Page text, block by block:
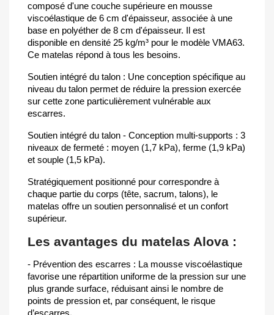
composé d'une couche supérieure en mousse
viscoélastique de 6 cm d'épaisseur, associée à une
base en polyéther de 8 cm d'épaisseur. Il est
disponible en densité 25 kg/m³ pour le modèle VMA63.
Ce matelas répond à tous les besoins.
Soutien intégré du talon : Une conception spécifique au
niveau du talon permet de réduire la pression exercée
sur cette zone particulièrement vulnérable aux
escarres.
Soutien intégré du talon - Conception multi-supports : 3
niveaux de fermeté : moyen (1,7 kPa), ferme (1,9 kPa)
et souple (1,5 kPa).
Stratégiquement positionné pour correspondre à
chaque partie du corps (tête, sacrum, talons), le
matelas offre un soutien personnalisé et un confort
supérieur.
Les avantages du matelas Alova :
- Prévention des escarres : La mousse viscoélastique
favorise une répartition uniforme de la pression sur une
plus grande surface, réduisant ainsi le nombre de
points de pression et, par conséquent, le risque
d’escarres.